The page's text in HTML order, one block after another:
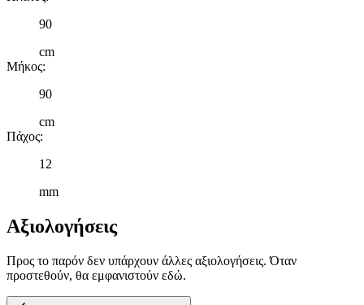
90
cm
Μήκος:
90
cm
Πάχος:
12
mm
Αξιολογήσεις
Προς το παρόν δεν υπάρχουν άλλες αξιολογήσεις. Όταν
προστεθούν, θα εμφανιστούν εδώ.